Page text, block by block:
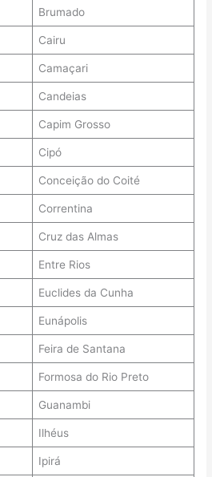
Brumado
Cairu
Camaçari
Candeias
Capim Grosso
Cipó
Conceição do Coité
Correntina
Cruz das Almas
Entre Rios
Euclides da Cunha
Eunápolis
Feira de Santana
Formosa do Rio Preto
Guanambi
Ilhéus
Ipirá